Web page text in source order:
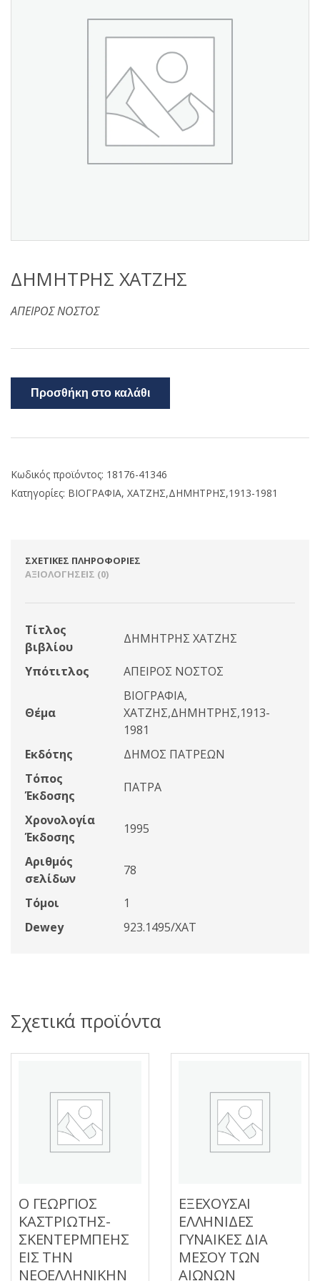
ΔΗΜΗΤΡΗΣ ΧΑΤΖΗΣ
ΑΠΕΙΡΟΣ ΝΟΣΤΟΣ
Προσθήκη στο καλάθι
Κωδικός προϊόντος: 18176-41346
Κατηγορίες: ΒΙΟΓΡΑΦΙΑ, ΧΑΤΖΗΣ,ΔΗΜΗΤΡΗΣ,1913-1981
ΣΧΕΤΙΚΈΣ ΠΛΗΡΟΦΟΡΊΕΣ
ΑΞΙΟΛΟΓΉΣΕΙΣ (0)
Τίτλος
βιβλίου
ΔΗΜΗΤΡΗΣ ΧΑΤΖΗΣ
Υπότιτλος ΑΠΕΙΡΟΣ ΝΟΣΤΟΣ
Θέμα
ΒΙΟΓΡΑΦΙΑ,
ΧΑΤΖΗΣ,ΔΗΜΗΤΡΗΣ,1913-
1981
Εκδότης
ΔΗΜΟΣ ΠΑΤΡΕΩΝ
Τόπος
Έκδοσης
ΠΑΤΡΑ
Χρονολογία
Έκδοσης
1995
Αριθμός
σελίδων
78
Τόμοι
1
Dewey
923.1495/ΧΑΤ
Σχετικά προϊόντα
Ο ΓΕΩΡΓΙΟΣ
ΚΑΣΤΡΙΩΤΗΣ-
ΣΚΕΝΤΕΡΜΠΕΗΣ
ΕΙΣ ΤΗΝ
ΝΕΟΕΛΛΗΝΙΚΗΝ
ΕΞΕΧΟΥΣΑΙ
ΕΛΛΗΝΙΔΕΣ
ΓΥΝΑΙΚΕΣ ΔΙΑ
ΜΕΣΟΥ ΤΩΝ
ΑΙΩΝΩΝ